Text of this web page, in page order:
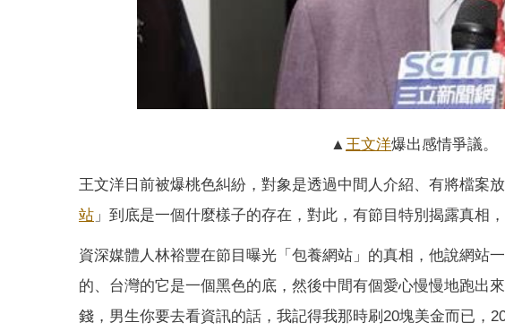
▲ 王文洋爆出感情爭議。
王文洋日前被爆桃色糾紛，對象是透過中間人介紹、有將檔案
站 」到底是一個什麼樣子的存在，對此，有節目特別揭露真相
資深媒體人林裕豐在節目曝光「包養網站」的真相，他說網站
的、台灣的它是一個黑色的底，然後中間有個愛心慢慢地跑出
錢，男生你要去看資訊的話，我記得我那時刷20塊美金而已，